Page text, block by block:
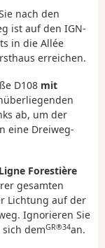
nach den
ist auf den IGN-
in die Allée
erreichen.
D108 mit
ab, um der
eine Dreiweg-
Ligne Forestière
gesamten
Lichtung auf der
Ignorieren Sie
demGR®34an.